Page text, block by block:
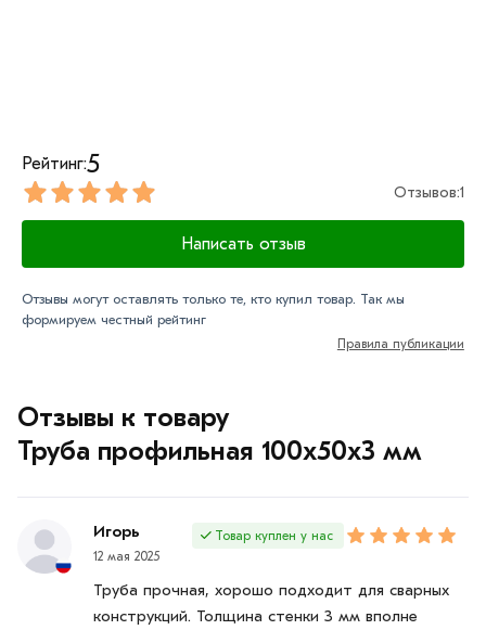
Отзывы к товару
Труба профильная 100х50х3 мм
Игорь
12 мая 2025
Товар куплен у нас
Труба прочная, хорошо подходит для сварных
конструкций. Толщина стенки 3 мм вполне
Рейтинг:5
Отзывов:1
Написать отзыв
Отзывы могут оставлять только те, кто купил товар. Так мы
формируем честный рейтинг
Правила публикации